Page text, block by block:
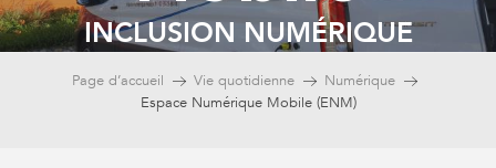
INCLUSION NUMÉRIQUE
Page d’accueil Vie quotidienne
Numérique
Espace Numérique Mobile (ENM)